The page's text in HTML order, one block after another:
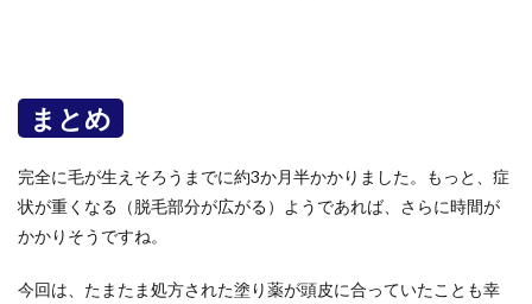
まとめ
完全に毛が生えそろうまでに約3か月半かかりました。もっと、症
状が重くなる（脱毛部分が広がる）ようであれば、さらに時間が
かかりそうですね。
今回は、たまたま処方された塗り薬が頭皮に合っていたことも幸